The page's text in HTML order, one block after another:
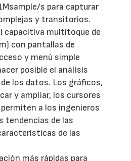
s para capturar
y transitorios.
capacitiva multitoque de
con pantallas de
y menú simple
posible el análisis
los datos. Los gráficos,
y ampliar, los cursores
a los ingenieros
tendencias de las
de las
más rápidas para